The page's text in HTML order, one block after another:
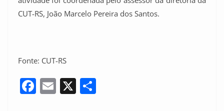
CUT-RS, João Marcelo Pereira dos Santos.
Fonte: CUT-RS
F E X